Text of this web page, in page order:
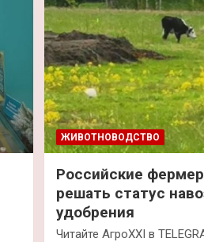
ЖИВОТНОВОДСТВО
Российские
решать статус
удобрения
Читайте АгроXXI в